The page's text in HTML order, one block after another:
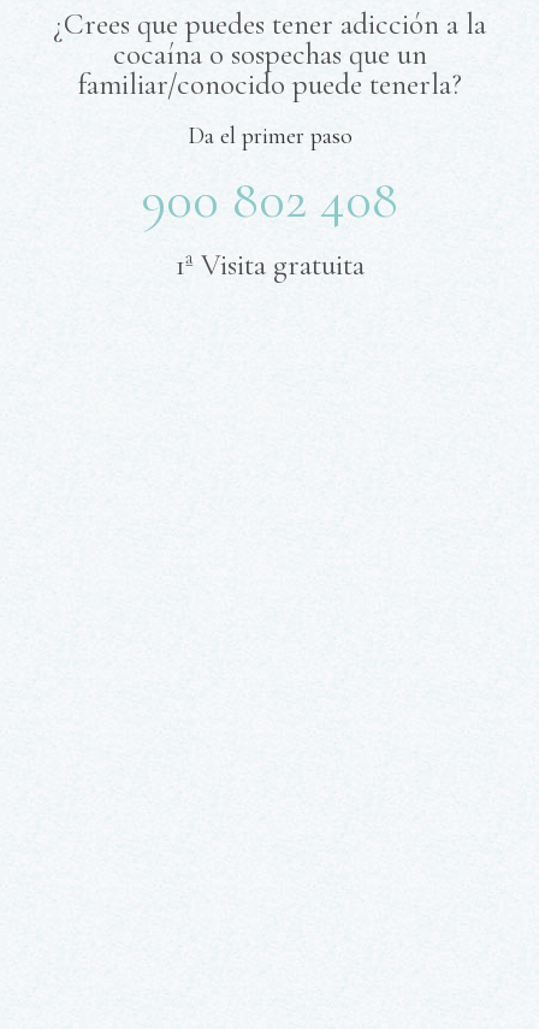
¿Crees que puedes tener adicción a la
cocaína o sospechas que un
familiar/conocido puede tenerla?
Da el primer paso
900 802 408
1ª Visita gratuita